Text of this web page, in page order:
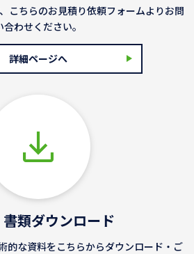
こちらのお見積り依頼フォームよりお問
合わせください。
詳細ページへ
類ダウンロード
的な資料をこちらからダウンロード・ご